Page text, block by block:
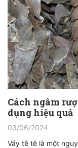
Cách ngâm
dụng hiệu quả
03/06/2024
Vảy tê tê là một